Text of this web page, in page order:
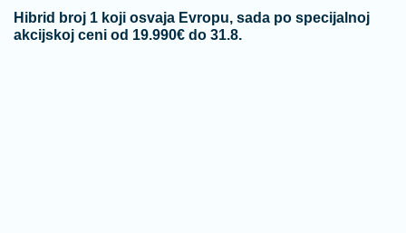
Hibrid broj 1 koji osvaja Evropu, sada po specijalnoj
akcijskoj ceni od 19.990€ do 31.8.